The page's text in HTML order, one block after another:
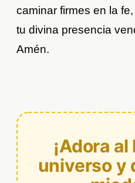
caminar firmes en la
tu divina presencia
Amén.
¡Adora
universo y